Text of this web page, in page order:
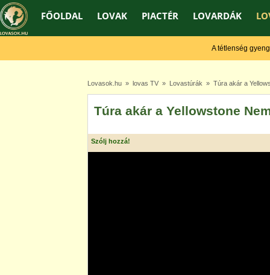
FŐOLDAL LOVAK PIACTÉR LOVARDÁK
A tétlenség
Lovasok.hu» lovas TV» Lovastúrák » Túra akár a
Túra akár a Yellowstone
Szólj hozzá!